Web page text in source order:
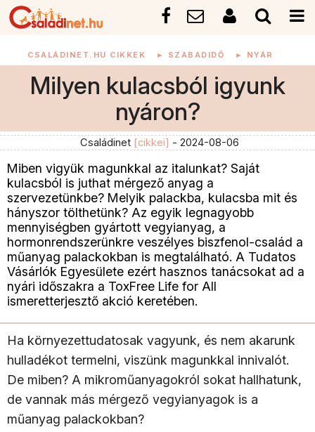
CSALÁDINET.HU CIKKEK ► SZABADIDŐ ► NYÁR
Milyen kulacsból igyunk
nyáron?
Családinet [cikkei] - 2024-08-06
Miben vigyük magunkkal az italunkat? Saját
kulacsból is juthat mérgező anyag a
szervezetünkbe? Melyik palackba, kulacsba mit és
hányszor tölthetünk? Az egyik legnagyobb
mennyiségben gyártott vegyianyag, a
hormonrendszerünkre veszélyes biszfenol-család a
műanyag palackokban is megtalálható. A Tudatos
Vásárlók Egyesülete ezért hasznos tanácsokat ad a
nyári időszakra a ToxFree Life for All
ismeretterjesztő akció keretében.
Ha környezettudatosak vagyunk, és nem akarunk
hulladékot termelni, viszünk magunkkal innivalót.
De miben? A mikroműanyagokról sokat hallhatunk,
de vannak más mérgező vegyianyagok is a
műanyag palackokban?